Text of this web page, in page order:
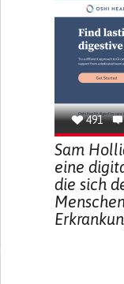
491
Sam
eine
die sich